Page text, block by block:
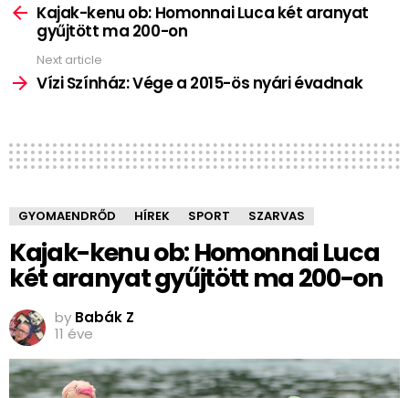
moreKajak-kenu ob: Homonnai Luca két aranyat
gyűjtött ma 200-on
Next article
Vízi Színház: Vége a 2015-ös nyári évadnak
GYOMAENDRŐD HÍREK SPORT SZARVAS
Kajak-kenu ob: Homonnai Luca
két aranyat gyűjtött ma 200-on
by Babák Z
11 éve